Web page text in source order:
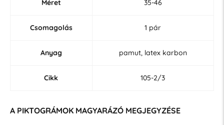
Méret 35-46
Csomagolás 1 pár
Anyag pamut, latex karbon
Cikk 105-2/3
A PIKTOGRÁMOK MAGYARÁZÓ MEGJEGYZÉSE